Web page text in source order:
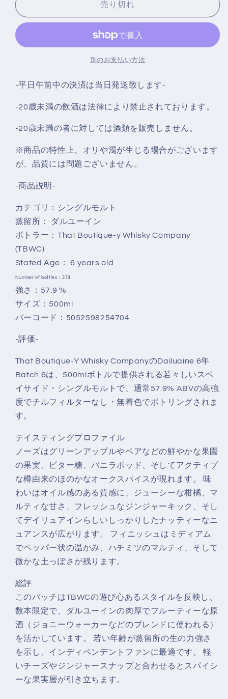
ス
ユ
イ
6
年
バ
チ
Dailuaine
6
y.o.
-
Batch
6
(That
Boutique-
Y
Whisky
Company)
の
数
量
を
減
ス
ユ
イ
ン
6
年
バ
Dailuaine
6
y.o.
6
Company)
数
量
を
増
売り切れ
別のお支払い方法
‐平日午前中の決済は当日発送致します‐
-20歳未満の飲酒は法律により禁止されております。
-20歳未満の者に対しては酒類を販売しません。
※商品の特性上、オリや濁が生じる場合がございます
が、品質には問題ございません。
-商品説明-
カテゴリ：シングルモルト
蒸留所： ダルユーイン
ボトラー：That Boutique-y Whisky Company
(TBWC)
Stated Age： 6 years old
Number of bottles：374
強さ：57 .9 %
サイズ：500ml
バーコード： 5052598254704
-評価-
That Boutique-Y Whisky CompanyのDailuaine 6年
Batch 6は、500mlボトルで提供される若々しいスペ
イサイド・シングルモルトで、通常57.9% ABVの高強
度でチルフィルターなし・無着色でボトリングされま
す。
テイスティングプロファイル
ノーズはグリーンアップルやペアなどの鮮やかな果園
の果実、ビター糖、バニラポッド、そしてアクティブ
な樽由来のほのかなオークスパイスが現れます。 味
わいはオイル感のある質感に、ジューシーな柑橘、マ
ルティな甘さ、フレッシュなジンジャーキック、そし
てデイリュアインらしいしっかりしたナッティーなニ
ュアンスが広がります。 フィニッシュはミディアム
でペッパー状の温かみ、ハチミツのマルティ、そして
微かな土っぽさが残ります。
総評
このバッチはTBWCの遊び心あるスタイルを反映し、
数本限定で、ダルユーインの肉厚でフルーティーな原
酒（ジョニーウォーカーなどのブレンドに使われる）
を活かしています。 若い年齢が蒸留所の生の力強さ
を示し、インディペンデントファンに最適です。 軽
いチーズやジンジャースナップと合わせるとスパイシ
ーな果実層が引き立ちます。